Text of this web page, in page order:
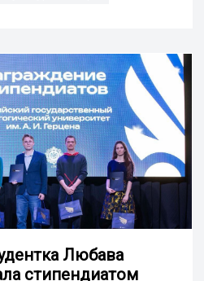
Любава
стипендиатом